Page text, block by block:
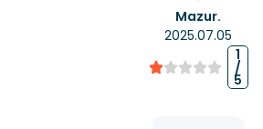
Mazur.
2025.07.05
1
/
5